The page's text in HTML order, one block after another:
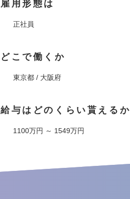
雇用形態は
正社員
どこで働くか
東京都 / 大阪府
給与はどのくらい貰えるか
1100万円 ～ 1549万円